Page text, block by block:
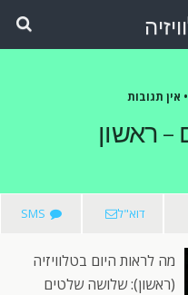
אין תגובות
ראשון
דוא"ל SMS
מה לראות היום בטלוויזיה
(ראשון): שלושה שלטים